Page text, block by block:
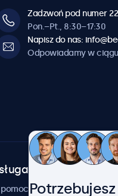
Zadzwoń pod numer
Pon.–Pt., 8:30–17:30
Napisz do nas:
Odpowiadamy w
klienta